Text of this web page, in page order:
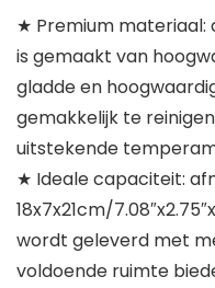
★ Premium materiaal:
is gemaakt van
gladde en
gemakkelijk te
uitstekende
★ Ideale capaciteit:
18x7x21cm/
wordt geleverd met
voldoende ruimte